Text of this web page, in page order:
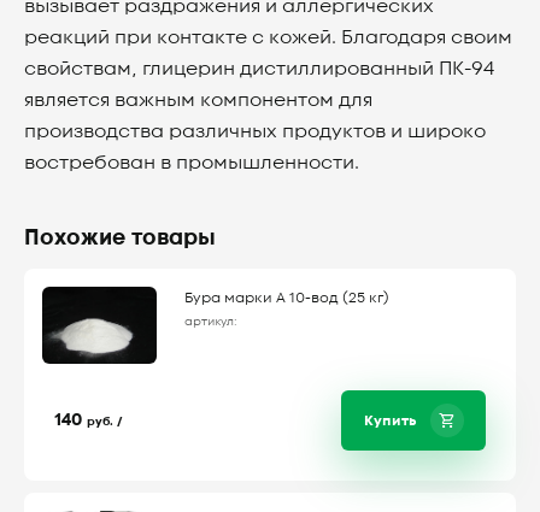
вызывает раздражения и аллергических
реакций при контакте с кожей. Благодаря своим
свойствам, глицерин дистиллированный ПК-94
является важным компонентом для
производства различных продуктов и широко
востребован в промышленности.
Похожие товары
Бура марки А 10-вод (25 кг)
артикул:
140 руб. / Купить